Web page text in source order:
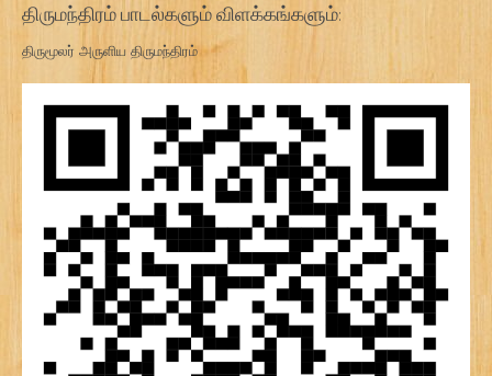
திருமந்திரம் பாடல்களும் விளக்கங்களும்:
திருமூலர் அருளிய திருமந்திரம்